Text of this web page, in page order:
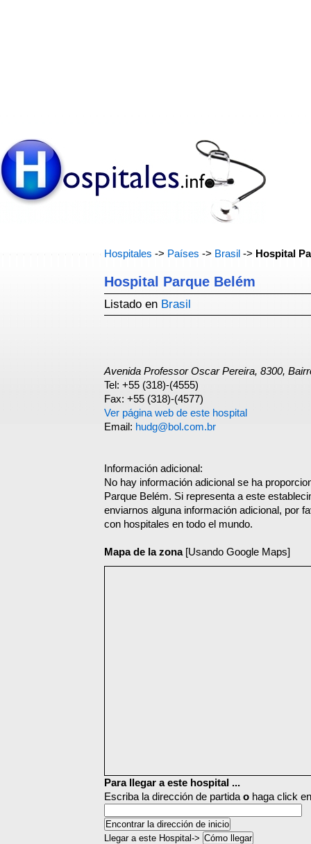
Hospitales -> Países -> Brasil -> Hospital
Hospital Parque Belém
Listado en Brasil
Avenida Professor Oscar Pereira, 8300,
Tel: +55 (318)-(4555)
Fax: +55 (318)-(4577)
Ver página web de este hospital
Email: hudg@bol.com.br
Información adicional:
No hay información adicional se ha
Parque Belém. Si representa a este
enviarnos alguna información adicional, por
con hospitales en todo el mundo.
Mapa de la zona[Usando Google Maps]
Para llegar a este hospital ...
Escriba la dirección de partida o haga click
Llegar a este Hospital->